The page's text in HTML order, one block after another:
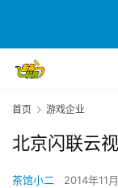
首页 游戏企业
北京闪联云
茶馆小二 2014年11